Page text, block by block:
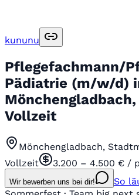
kununu
Pflegefachmann/
Pädiatrie (m/w/d)
Vollzeit
Mönchengladbach,
Vollzeit
3.200 – 4.500 € /
Wir bewerben uns bei dir!
So